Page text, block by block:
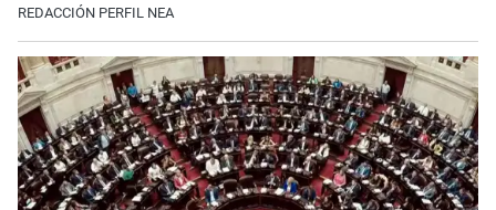
REDACCIÓN PERFIL NEA